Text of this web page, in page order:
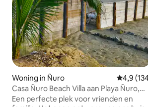
Woning in Ñuro
4,9
Casa Ñuro Beach Villa aan Playa Ñuro,
Peru
Een perfecte plek voor vrienden en